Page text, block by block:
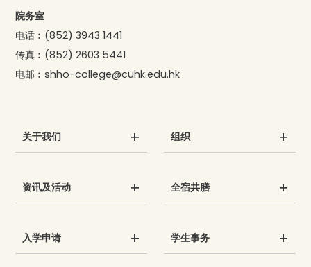
院务室
电话︰ (852) 3943 1441
传真︰ (852) 2603 5441
电邮︰shho-college@cuhk.edu.hk
关于我们 组织
资讯及活动 全宿共膳
入学申请 学生事务